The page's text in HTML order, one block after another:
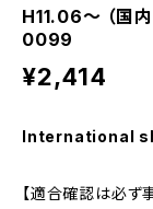
H11.06～ （国
0099
¥2,414
International
【適合確認は必ず